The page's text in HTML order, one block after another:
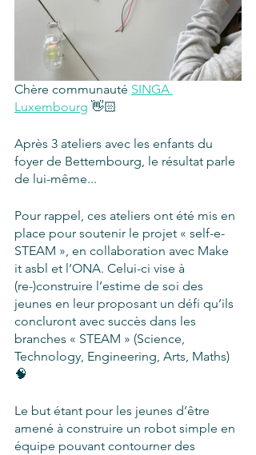
Chère communauté SINGA
Luxembourg 👋🏻
Après 3 ateliers avec les enfants du
foyer de Bettembourg, le résultat parle
de lui-même...
Pour rappel, ces ateliers ont été mis en
place pour soutenir le projet « self-e-
STEAM », en collaboration avec Make
it asbl et l’ONA. Celui-ci vise à
(re-)construire l’estime de soi des
jeunes en leur proposant un défi qu’ils
concluront avec succès dans les
branches « STEAM » (Science,
Technology, Engineering, Arts, Maths)
🧠
Le but étant pour les jeunes d’être
amené à construire un robot simple en
équipe pouvant contourner des